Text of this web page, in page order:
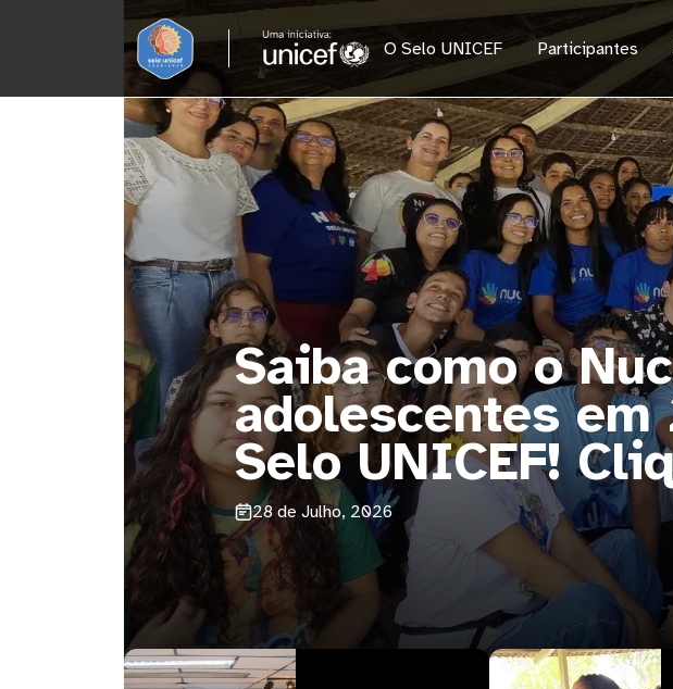
Pular para o conteúdo principal
O Selo UNICEF Participantes
57 mil
do